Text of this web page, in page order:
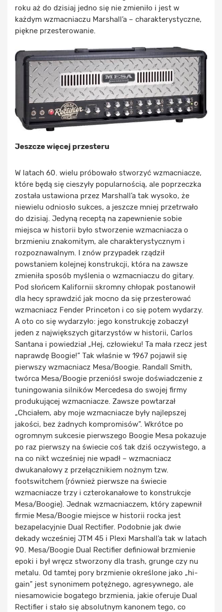
roku aż do dzisiaj jedno się nie zmieniło i jest w
każdym wzmacniaczu Marshall’a – charakterystyczne,
piękne przesterowanie.
Jeszcze więcej przesteru
W latach 60. wielu próbowało stworzyć wzmacniacze,
które będą się cieszyły popularnością, ale poprzeczka
została ustawiona przez Marshall’a tak wysoko, że
niewielu odniosło sukces, a jeszcze mniej przetrwało
do dzisiaj. Jedyną receptą na zapewnienie sobie
miejsca w historii było stworzenie wzmacniacza o
brzmieniu znakomitym, ale charakterystycznym i
rozpoznawalnym. I znów przypadek rządził
powstaniem kolejnej konstrukcji, która na zawsze
zmieniła sposób myślenia o wzmacniaczu do gitary.
Pod słońcem Kalifornii skromny chłopak postanowił
dla hecy sprawdzić jak mocno da się przesterować
wzmacniacz Fender Princeton i co się potem wydarzy.
A oto co się wydarzyło: jego konstrukcję zobaczył
jeden z największych gitarzystów w historii, Carlos
Santana i powiedział „Hej, człowieku! Ta mała rzecz jest
naprawdę Boogie!” Tak właśnie w 1967 pojawił się
pierwszy wzmacniacz Mesa/Boogie. Randall Smith,
twórca Mesa/Boogie przeniósł swoje doświadczenie z
tuningowania silników Mercedesa do swojej firmy
produkującej wzmacniacze. Zawsze powtarzał
„Chciałem, aby moje wzmacniacze były najlepszej
jakości, bez żadnych kompromisów”. Wkrótce po
ogromnym sukcesie pierwszego Boogie Mesa pokazuje
po raz pierwszy na świecie coś tak dziś oczywistego, a
na co nikt wcześniej nie wpadł – wzmacniacz
dwukanałowy z przełącznikiem nożnym tzw.
footswitchem (również pierwsze na świecie
wzmacniacze trzy i czterokanałowe to konstrukcje
Mesa/Boogie). Jednak wzmacniaczem, który zapewnił
firmie Mesa/Boogie miejsce w historii rocka jest
bezapelacyjnie Dual Rectifier. Podobnie jak dwie
dekady wcześniej JTM 45 i Plexi Marshall’a tak w latach
90. Mesa/Boogie Dual Rectifier definiował brzmienie
epoki i był wręcz stworzony dla trash, grunge czy nu
metalu. Od tamtej pory brzmienie określone jako „hi-
gain” jest synonimem potężnego, agresywnego, ale
niesamowicie bogatego brzmienia, jakie oferuje Dual
Rectifier i stało się absolutnym kanonem tego, co